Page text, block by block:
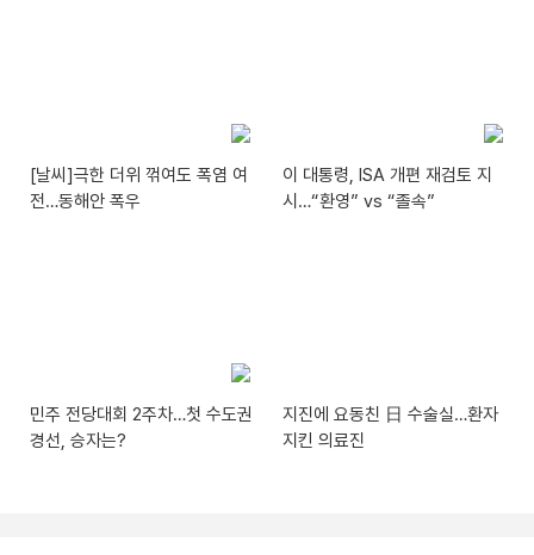
[날씨]극한 더위 꺾여도 폭염 여
전…동해안 폭우
이 대통령, ISA 개편 재검토 지
시…“환영” vs “졸속”
민주 전당대회 2주차…첫 수도권
경선, 승자는?
지진에 요동친 日 수술실…환자
지킨 의료진